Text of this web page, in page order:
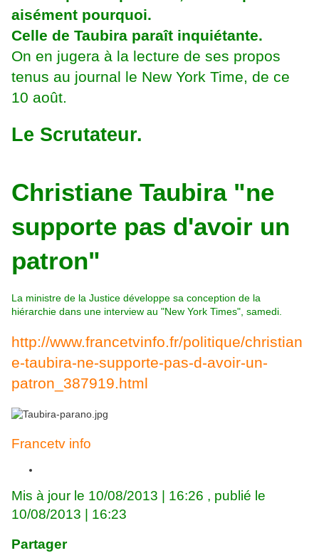
aisément pourquoi.
Celle de Taubira paraît inquiétante.
On en jugera à la lecture de ses propos
tenus au journal le New York Time, de ce
10 août.
Le Scrutateur.
Christiane Taubira "ne
supporte pas d'avoir un
patron"
La ministre de la Justice développe sa conception de la
hiérarchie dans une interview au "New York Times", samedi.
http://www.francetvinfo.fr/politique/christian
e-taubira-ne-supporte-pas-d-avoir-un-
patron_387919.html
Francetv info
Mis à jour le 10/08/2013 | 16:26 , publié le
10/08/2013 | 16:23
Partager